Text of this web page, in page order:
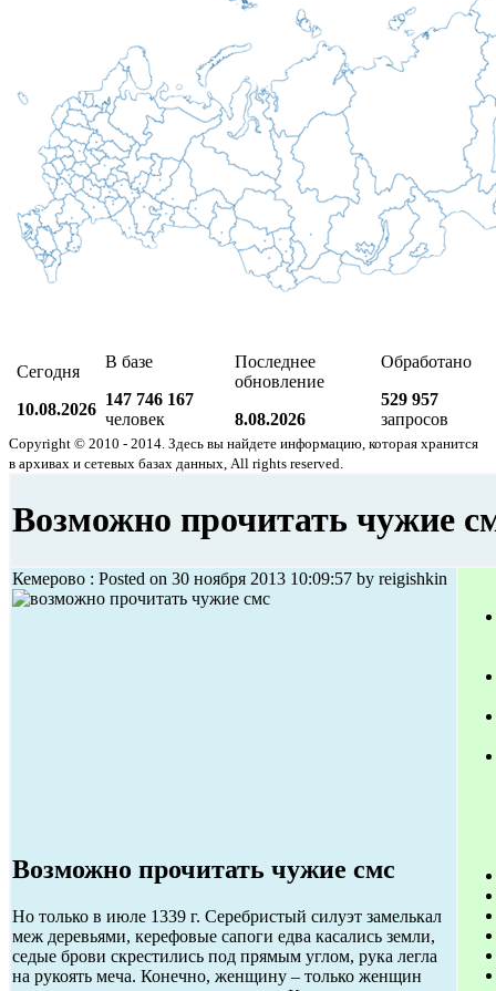
Сегодня
10.08.2026
В базе
147 746 167
человек
Последнее
обновление
8.08.2026
Обработано
529 957
запросов
Copyright © 2010 - 2014. Здесь вы найдете информацию, которая хранится
в архивах и сетевых базах данных, All rights reserved.
Возможно прочитать чужие
Кемерово : Posted on 30 ноября 2013 10:09:57 by reigishkin
Возможно прочитать чужие смс
Но только в июле 1339 г. Серебристый силуэт замелькал
меж деревьями, керефовые сапоги едва касались земли,
седые брови скрестились под прямым углом, рука легла
на рукоять меча. Конечно, женщину – только женщин